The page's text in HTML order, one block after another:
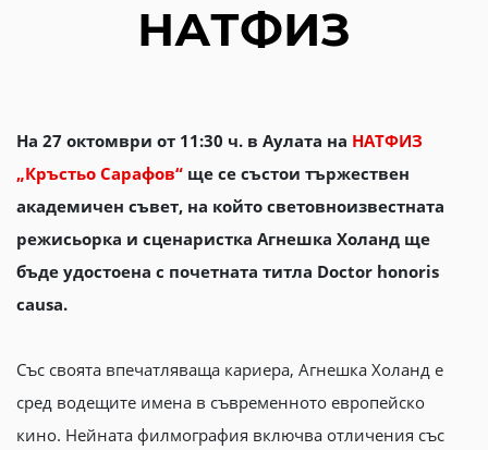
НАТФИЗ
На 27 октомври от 11:30 ч. в Аулата на НАТФИЗ
„Кръстьо Сарафов“ ще се състои тържествен
академичен съвет, на който световноизвестната
режисьорка и сценаристка Агнешка Холанд ще
бъде удостоена с почетната титла Doctor honoris
causa.
Със своята впечатляваща кариера, Агнешка Холанд е
сред водещите имена в съвременното европейско
кино. Нейната филмография включва отличения със